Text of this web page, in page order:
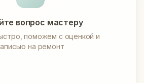
вопрос мастеру
поможем с оценкой и
на ремонт